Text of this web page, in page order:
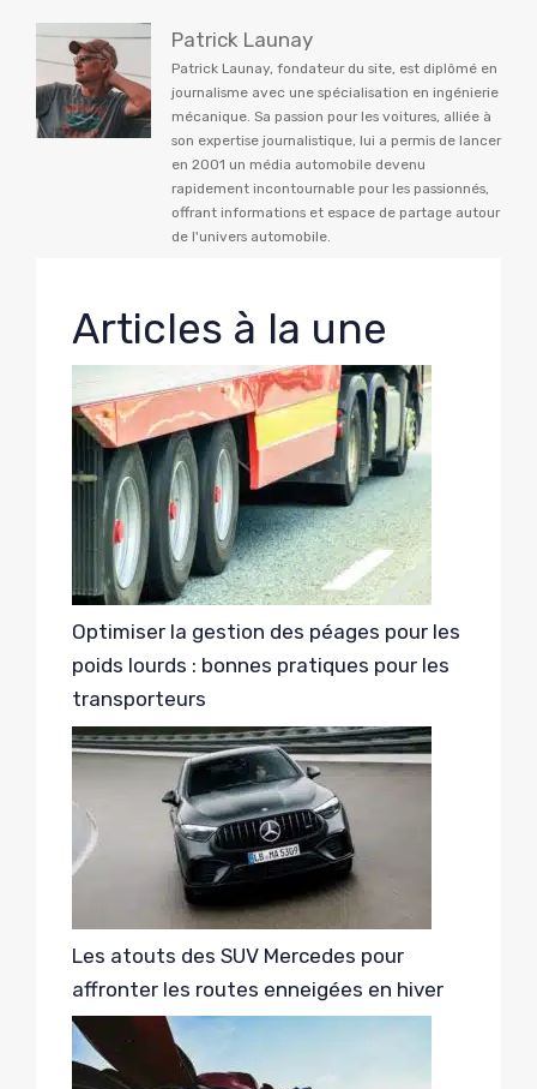
Patrick Launay
Patrick Launay, fondateur du site, est diplômé en
journalisme avec une spécialisation en ingénierie
mécanique. Sa passion pour les voitures, alliée à
son expertise journalistique, lui a permis de lancer
en 2001 un média automobile devenu
rapidement incontournable pour les passionnés,
offrant informations et espace de partage autour
de l'univers automobile.
Articles à la une
Optimiser la gestion des péages pour les
poids lourds : bonnes pratiques pour les
transporteurs
Les atouts des SUV Mercedes pour
affronter les routes enneigées en hiver